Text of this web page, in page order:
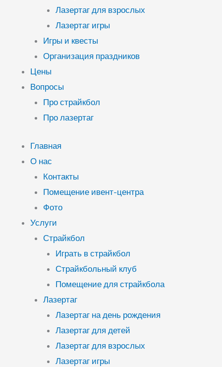
Лазертаг для взрослых
Лазертаг игры
Игры и квесты
Организация праздников
Цены
Вопросы
Про страйкбол
Про лазертаг
Главная
О нас
Контакты
Помещение ивент-центра
Фото
Услуги
Страйкбол
Играть в страйкбол
Страйкбольный клуб
Помещение для страйкбола
Лазертаг
Лазертаг на день рождения
Лазертаг для детей
Лазертаг для взрослых
Лазертаг игры